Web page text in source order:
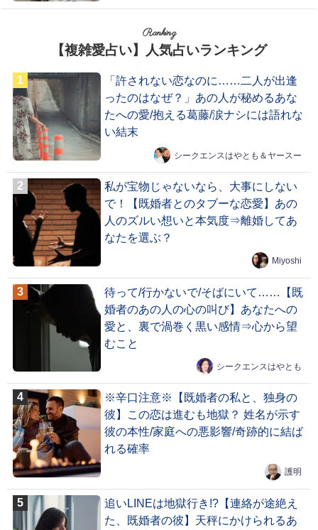
Ranking
【複雑愛占い】人気占いランキング
「許されない恋なのに……二人が出逢
ったのはなぜ？」あの人が秘めるあな
たへの愛/抱える葛藤/涙ナシには語れな
い結末
シークエンスはやとも＆ヤースー
私が宝物じゃないなら、大事にしない
で！【既婚者とのタブーな恋愛】あの
人のズルい想いと本気度⇒離婚してあ
なたを選ぶ？
Miyoshi
待って/行かないで/そばにいて……【既
婚者のあの人の心の叫び】あなたへの
愛と、裏で渦巻く黒い感情⇒心から望
むこと
シークエンスはやとも
※辛口注意※【既婚者の私と、独身の
彼】この恋は進むも地獄？ 姓名が示す
彼の本性/家庭への悪影響/奇跡的に結ば
れる確率
護明
追いLINEは地獄行き!?【連絡が途絶え
た、既婚者の彼】天秤にかけられるあ